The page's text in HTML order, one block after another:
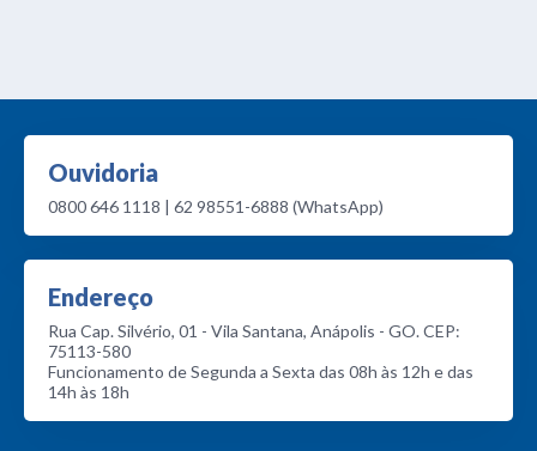
Ouvidoria
0800 646 1118 | 62 98551-6888 (WhatsApp)
Endereço
Rua Cap. Silvério, 01 - Vila Santana, Anápolis - GO. CEP:
75113-580
Funcionamento de Segunda a Sexta das 08h às 12h e das
14h às 18h